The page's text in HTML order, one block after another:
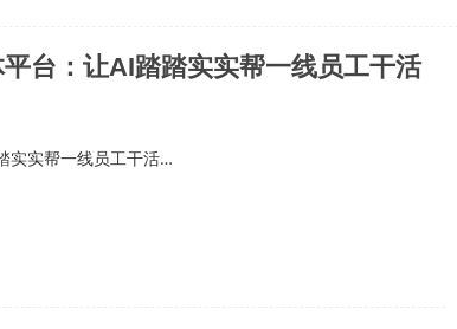
育公平、赋能行业创新、助力教育振兴...…
台：让AI踏踏实实帮一线员工干活
实实帮一线员工干活…